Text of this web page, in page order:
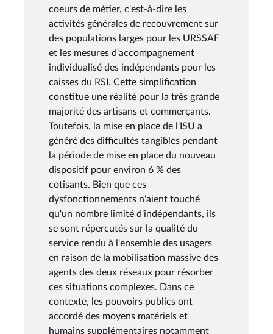
coeurs de métier, c'est-à-dire les
activités générales de recouvrement sur
des populations larges pour les URSSAF
et les mesures d'accompagnement
individualisé des indépendants pour les
caisses du RSI. Cette simplification
constitue une réalité pour la très grande
majorité des artisans et commerçants.
Toutefois, la mise en place de l'ISU a
généré des difficultés tangibles pendant
la période de mise en place du nouveau
dispositif pour environ 6 % des
cotisants. Bien que ces
dysfonctionnements n'aient touché
qu'un nombre limité d'indépendants, ils
se sont répercutés sur la qualité du
service rendu à l'ensemble des usagers
en raison de la mobilisation massive des
agents des deux réseaux pour résorber
ces situations complexes. Dans ce
contexte, les pouvoirs publics ont
accordé des moyens matériels et
humains supplémentaires notamment